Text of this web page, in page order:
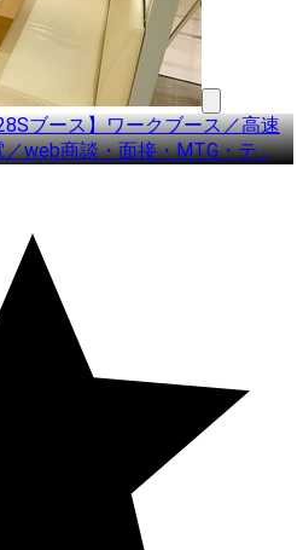
ブース】ワークブース／高速
web商談・面接・MTG・テ…